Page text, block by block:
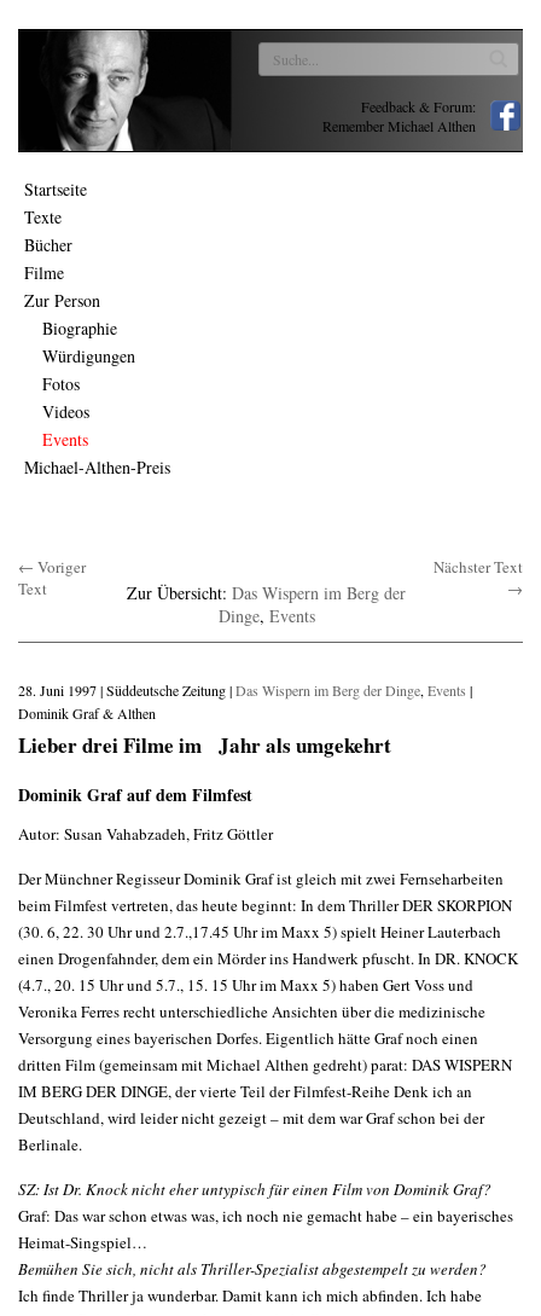
Feedback & Forum:
Remember Michael Althen
Startseite
Texte
Bücher
Filme
Zur Person
Biographie
Würdigungen
Fotos
Videos
Events
Michael-Althen-Preis
← Voriger
Text
Zur Übersicht: Das Wispern im Berg der
Dinge, Events
Nächster Text
→
28. Juni 1997 | Süddeutsche Zeitung |Das Wispern im Berg der Dinge, Events |
Dominik Graf & Althen
Lieber drei Filme im Jahr als umgekehrt
Dominik Graf auf dem Filmfest
Autor: Susan Vahabzadeh, Fritz Göttler
Der Münchner Regisseur Dominik Graf ist gleich mit zwei Fernseharbeiten
beim Filmfest vertreten, das heute beginnt: In dem Thriller DER SKORPION
(30. 6, 22. 30 Uhr und 2.7.,17.45 Uhr im Maxx 5) spielt Heiner Lauterbach
einen Drogenfahnder, dem ein Mörder ins Handwerk pfuscht. In DR. KNOCK
(4.7., 20. 15 Uhr und 5.7., 15. 15 Uhr im Maxx 5) haben Gert Voss und
Veronika Ferres recht unterschiedliche Ansichten über die medizinische
Versorgung eines bayerischen Dorfes. Eigentlich hätte Graf noch einen
dritten Film (gemeinsam mit Michael Althen gedreht) parat: DAS WISPERN
IM BERG DER DINGE, der vierte Teil der Filmfest-Reihe Denk ich an
Deutschland, wird leider nicht gezeigt – mit dem war Graf schon bei der
Berlinale.
SZ: Ist Dr. Knock nicht eher untypisch für einen Film von Dominik Graf?
Graf: Das war schon etwas was, ich noch nie gemacht habe – ein bayerisches
Heimat-Singspiel…
Bemühen Sie sich, nicht als Thriller-Spezialist abgestempelt zu werden?
Ich finde Thriller ja wunderbar. Damit kann ich mich abfinden. Ich habe